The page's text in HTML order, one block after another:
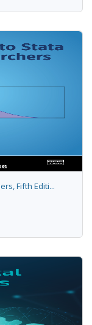
Fifth Editi...